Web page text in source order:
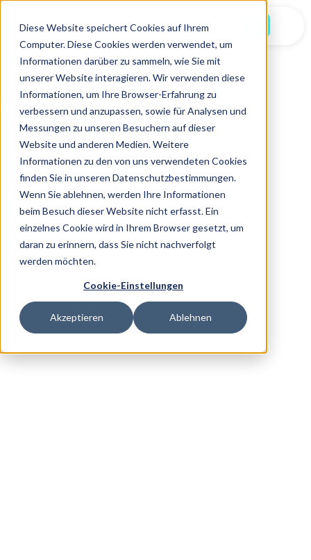
Diese Website speichert Cookies auf Ihrem
Computer. Diese Cookies werden verwendet, um
Informationen darüber zu sammeln, wie Sie mit
unserer Website interagieren. Wir verwenden diese
Informationen, um Ihre Browser-Erfahrung zu
verbessern und anzupassen, sowie für Analysen und
Messungen zu unseren Besuchern auf dieser
Website und anderen Medien. Weitere
Informationen zu den von uns verwendeten Cookies
finden Sie in unseren Datenschutzbestimmungen.
Wenn Sie ablehnen, werden Ihre Informationen
beim Besuch dieser Website nicht erfasst. Ein
einzelnes Cookie wird in Ihrem Browser gesetzt, um
daran zu erinnern, dass Sie nicht nachverfolgt
werden möchten.
Cookie-Einstellungen
Akzeptieren Ablehnen
Heim /
Schlaftest + Arztgespräch